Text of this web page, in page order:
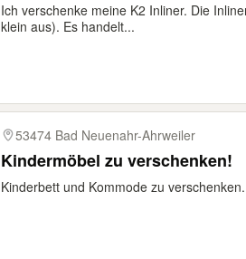
Ich verschenke meine K2 Inliner. Die
klein aus). Es handelt...
53474 Bad Neuenahr-Ahrweiler
Kindermöbel zu verschenken!
Kinderbett und Kommode zu